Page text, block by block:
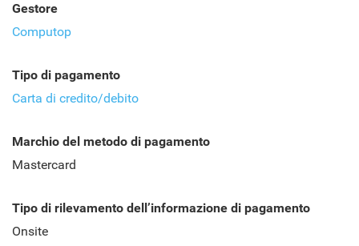
Gestore
Computop
Tipo di pagamento
Carta di credito/debito
Marchio del metodo di pagamento
Mastercard
Tipo di rilevamento dell’informazione di pagamento
Onsite